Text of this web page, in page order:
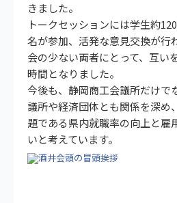
きました。
トークセッションには学生約
名が参加、活発な意見交換が行
会の少ない両者にとって、互い
時間となりました。
今後も、静岡商工会議所だけで
議所や経済団体とも関係を深め
題である県内就職率の向上と雇
いと考えています。